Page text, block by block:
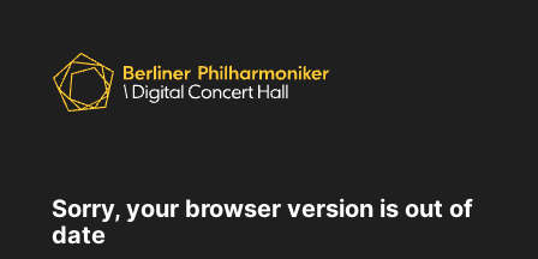
Sorry, your browser version is out of
date